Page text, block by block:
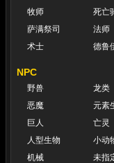
牧师
死亡
萨满祭司
法师
术士
德鲁
NPC
野兽
龙类
恶魔
元素
巨人
亡灵
人型生物
小动
机械
未指